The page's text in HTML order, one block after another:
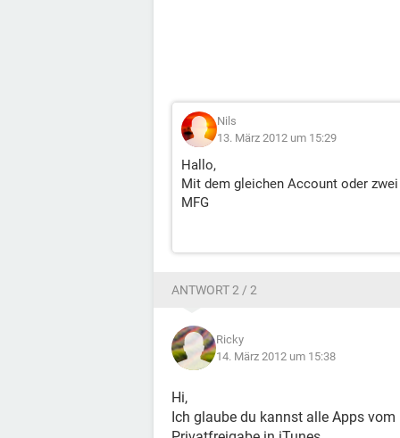
Nils
13. März 2012 um 15:29
Hallo,
Mit dem gleichen Account oder zwei
MFG
ANTWORT 2 / 2
Ricky
14. März 2012 um 15:38
Hi,
Ich glaube du kannst alle Apps